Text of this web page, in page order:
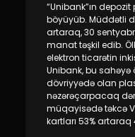
“Unibank”ın
böyüyüb. Müddətli
artaraq, 30
manat təşkil edib.
elektron ticarətin
Unibank, bu sahəyə
dövriyyədə olan
nəzərəçarpacaq
müqayisədə təkcə
kartları 53% artaraq